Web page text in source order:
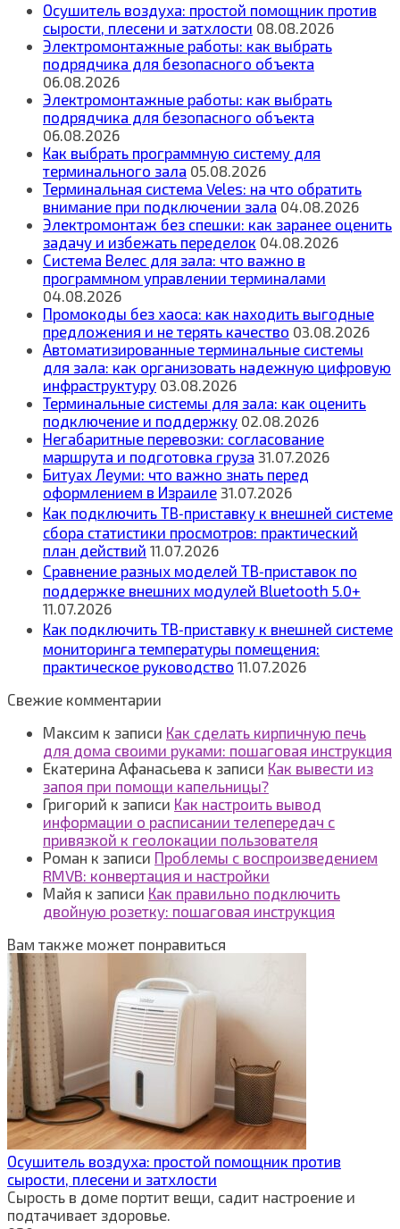
Осушитель воздуха: простой помощник против
сырости, плесени и затхлости 08.08.2026
Электромонтажные работы: как выбрать
подрядчика для безопасного объекта
06.08.2026
Электромонтажные работы: как выбрать
подрядчика для безопасного объекта
06.08.2026
Как выбрать программную систему для
терминального зала 05.08.2026
Терминальная система Veles: на что обратить
внимание при подключении зала 04.08.2026
Электромонтаж без спешки: как заранее оценить
задачу и избежать переделок 04.08.2026
Система Велес для зала: что важно в
программном управлении терминалами
04.08.2026
Промокоды без хаоса: как находить выгодные
предложения и не терять качество 03.08.2026
Автоматизированные терминальные системы
для зала: как организовать надежную цифровую
инфраструктуру 03.08.2026
Терминальные системы для зала: как оценить
подключение и поддержку 02.08.2026
Негабаритные перевозки: согласование
маршрута и подготовка груза 31.07.2026
Битуах Леуми: что важно знать перед
оформлением в Израиле 31.07.2026
Как подключить ТВ‑приставку к внешней системе
сбора статистики просмотров: практический
план действий 11.07.2026
Сравнение разных моделей ТВ‑приставок по
поддержке внешних модулей Bluetooth 5.0+
11.07.2026
Как подключить ТВ‑приставку к внешней системе
мониторинга температуры помещения:
практическое руководство 11.07.2026
Свежие комментарии
Максим к записи Как сделать кирпичную печь
для дома своими руками: пошаговая инструкция
Екатерина Афанасьева к записи Как вывести из
запоя при помощи капельницы?
Григорий к записи Как настроить вывод
информации о расписании телепередач с
привязкой к геолокации пользователя
Роман к записи Проблемы с воспроизведением
RMVB: конвертация и настройки
Майя к записи Как правильно подключить
двойную розетку: пошаговая инструкция
Вам также может понравиться
Осушитель воздуха: простой помощник против
сырости, плесени и затхлости
Сырость в доме портит вещи, садит настроение и
подтачивает здоровье.